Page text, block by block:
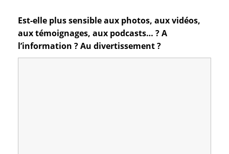
Est-elle plus sensible aux photos, aux vidéos,
aux témoignages, aux podcasts… ? A
l’information ? Au divertissement ?